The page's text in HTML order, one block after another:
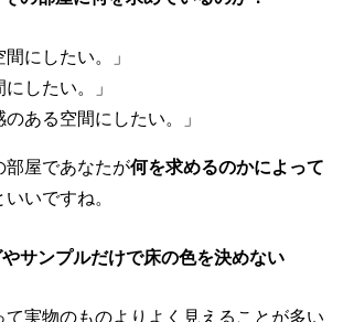
間にしたい。」
にしたい。」
のある空間にしたい。」
部屋であなたが何を求めるのかによって
いいですね。
サンプルだけで床の色を決めない
て実物のものよりよく見えることが多い